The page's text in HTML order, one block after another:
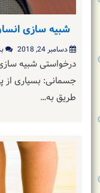
شبیه سازی
دسامبر 24, 2018
درخواستی شبیه
جسمانی: بسیاری از
طریق به…